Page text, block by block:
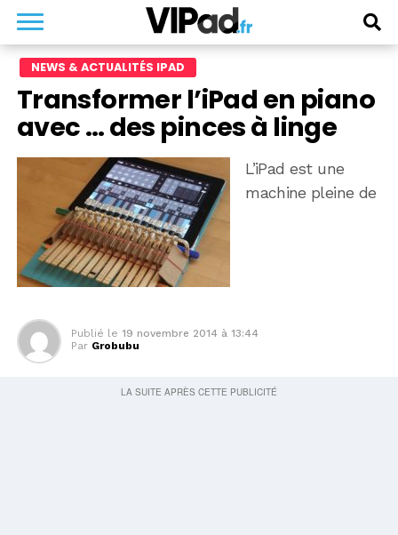
NEWS & ACTUALITÉS IPAD
Transformer l’iPad en piano
avec … des pinces à linge
L’iPad est une
machine pleine de
Publié le 19 novembre 2014 à 13:44
Par Grobubu